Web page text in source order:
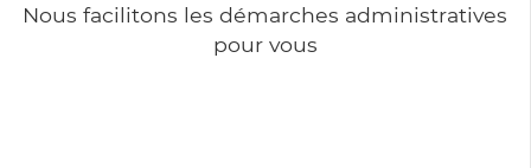
Nous facilitons les démarches administratives
pour vous